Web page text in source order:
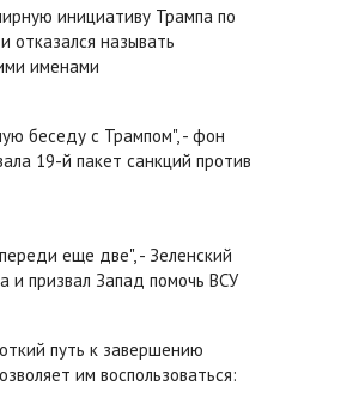
инициативу Трампа по
отказался называть
именами
беседу с Трампом", - фон
19-й пакет санкций против
еще две", - Зеленский
и призвал Запад помочь ВСУ
путь к завершению
им воспользоваться: